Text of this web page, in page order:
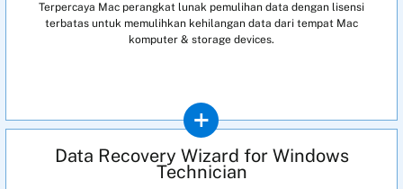
Terpercaya Mac perangkat lunak pemulihan data dengan lisensi
terbatas untuk memulihkan kehilangan data dari tempat Mac
komputer & storage devices.
Data Recovery Wizard for Windows
Technician